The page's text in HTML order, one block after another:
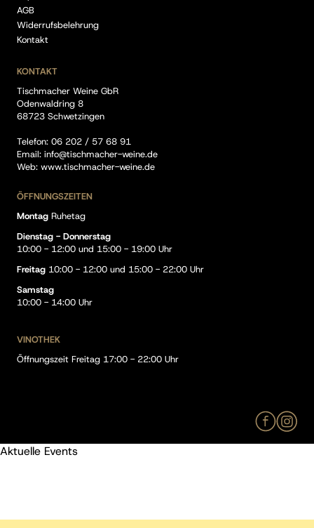
AGB
Widerrufsbelehrung
Kontakt
KONTAKT
Tischmacher Weine GbR
Odenwaldring 8
68723 Schwetzingen
Telefon: 06 202 / 57 68 91
Email: info@tischmacher-weine.de
Web: www.tischmacher-weine.de
ÖFFNUNGSZEITEN
Montag Ruhetag
Dienstag - Donnerstag
10:00 - 12:00 und 15:00 - 19:00 Uhr
Freitag 10:00 - 12:00 und 15:00 - 22:00 Uhr
Samstag
10:00 - 14:00 Uhr
VINOTHEK
Öffnungszeit Freitag 17:00 - 22:00 Uhr
Aktuelle Events